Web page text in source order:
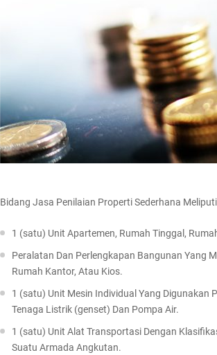
Bidang Jasa Penilaian Properti Sederhana
1 (satu) Unit Apartemen, Rumah Tinggal,
Peralatan Dan Perlengkapan Bangunan Yang
Rumah Kantor, Atau Kios.
1 (satu) Unit Mesin Individual Yang Digunakan
Tenaga Listrik (genset) Dan Pompa Air.
1 (satu) Unit Alat Transportasi Dengan
Suatu Armada Angkutan.